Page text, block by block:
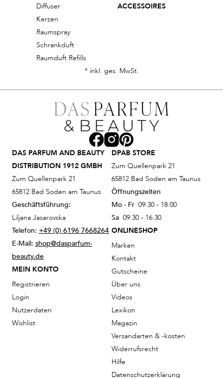
Diffuser
Kerzen
Raumspray
Schrankduft
Raumduft Refills
ACCESSOIRES
* inkl. ges. MwSt.
DAS PARFUM AND BEAUTY
DISTRIBUTION 1912 GMBH
Zum Quellenpark 21
65812 Bad Soden am Taunus
Geschäftsführung:
Liljana Jasarovska
Telefon: +49 (0) 6196 7668264
E-Mail: shop@dasparfum-
beauty.de
MEIN KONTO
Registrieren
Login
Nutzerdaten
Wishlist
DPAB STORE
Zum Quellenpark 21
65812 Bad Soden am Taunus
Öffnungszeiten
Mo - Fr 09:30 - 18:00
Sa 09:30 - 16:30
ONLINESHOP
Marken
Kontakt
Gutscheine
Über uns
Videos
Lexikon
Magazin
Versandarten & -kosten
Widerrufsrecht
Hilfe
Datenschutzerklärung